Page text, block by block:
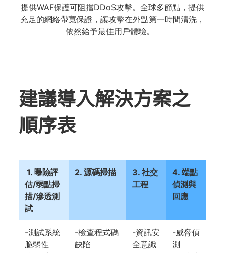
提供WAF保護可阻擋DDoS攻擊。全球多節點，提供
充足的網絡帶寬保證，讓攻擊在外點第一時間清洗，
依然給予最佳用戶體驗。​
建議導入解決方案之
順序表
1. 曝險評
估/弱點掃
描/滲透測
試
2. 源碼掃描
3. 社交
工程
4. 端點
偵測與
回應
-測試系統
脆弱性
-檢查程式碼
缺陷
-資訊安
全意識
-威脅偵
測